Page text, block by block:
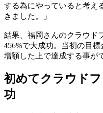
する為にやっていると考え
きました。」
結果、福岡さんのクラウド
456%で大成功。当初の目
増額した上で達成する事が
初めてクラウド
功